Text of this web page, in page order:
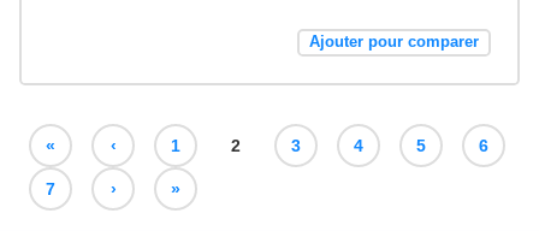
Ajouter pour comparer
« ‹ 1 2 3 4 5 6
7 › »